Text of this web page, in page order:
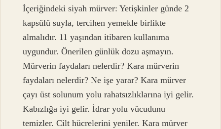
İçeriğindeki siyah mürver: Yetişkinler günde 2
kapsülü suyla, tercihen yemekle birlikte
almalıdır. 11 yaşından itibaren kullanıma
uygundur. Önerilen günlük dozu aşmayın.
Mürverin faydaları nelerdir? Kara mürverin
faydaları nelerdir? Ne işe yarar? Kara mürver
çayı üst solunum yolu rahatsızlıklarına iyi gelir.
Kabızlığa iyi gelir. İdrar yolu vücudunu
temizler. Cilt hücrelerini yeniler. Kara mürver